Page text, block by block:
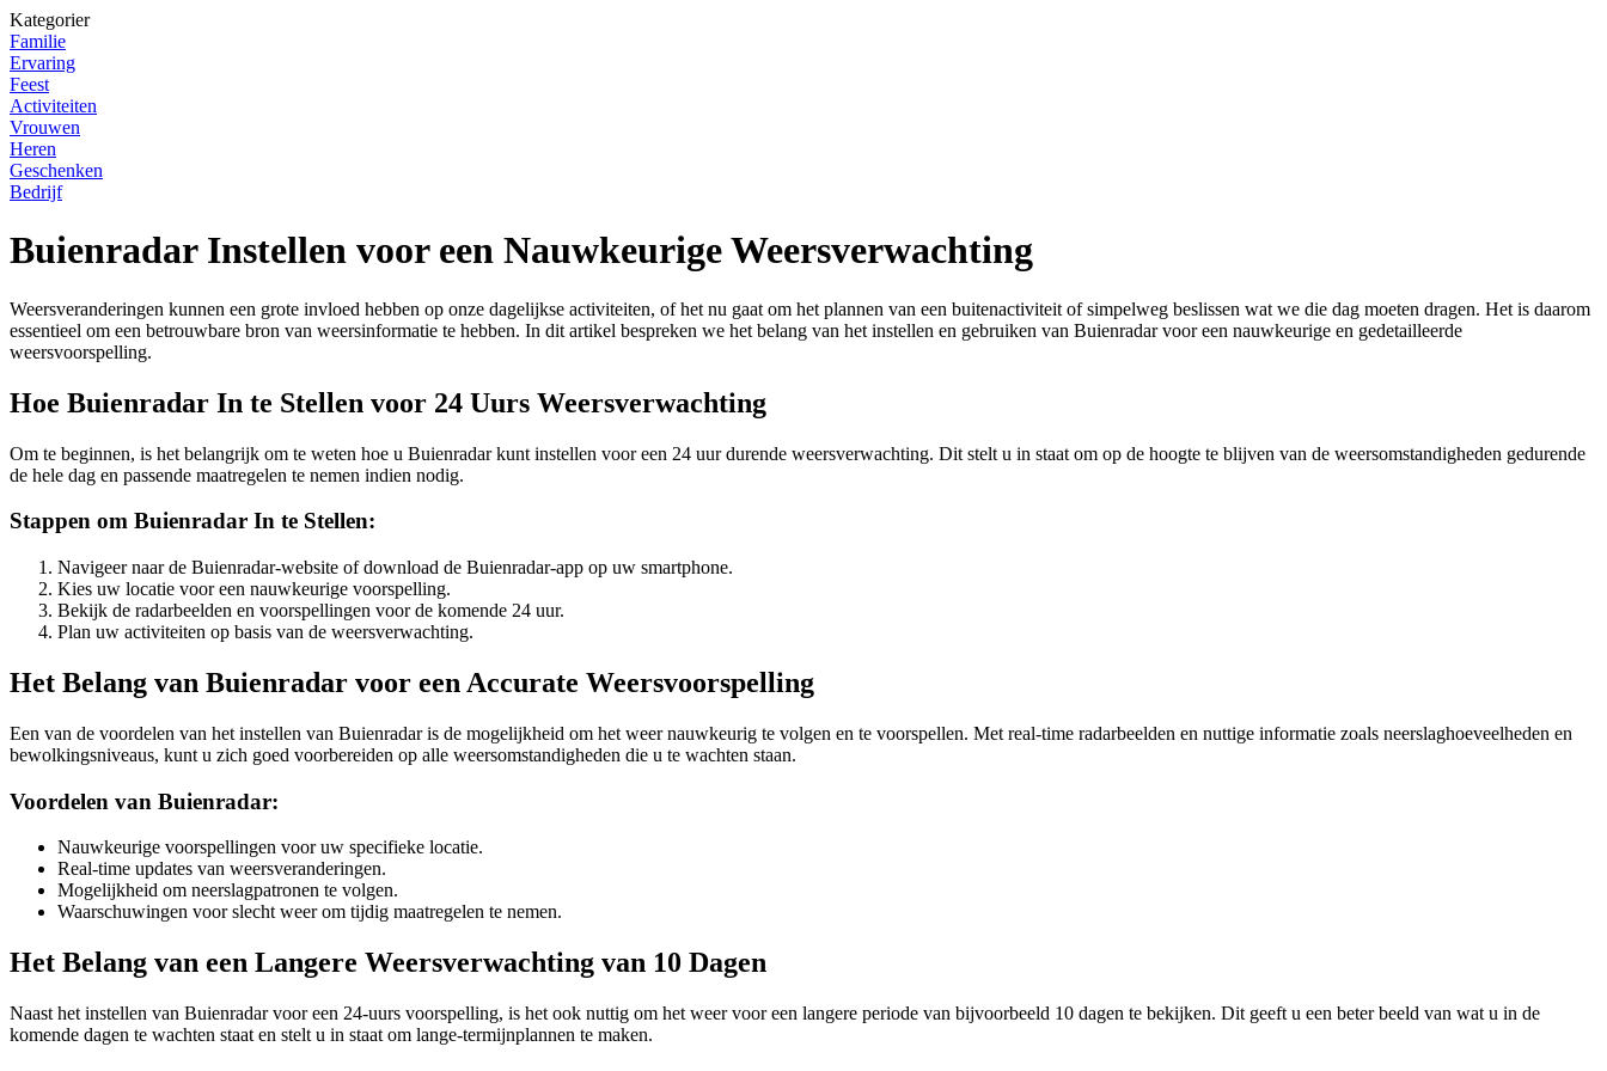
Kategorier
Familie
Ervaring
Feest
Activiteiten
Vrouwen
Heren
Geschenken
Bedrijf
Buienradar Instellen voor een Nauwkeurige Weersverwachting
Weersveranderingen kunnen een grote invloed hebben op onze dagelijkse activiteiten, of het nu gaat om het plannen van een buitenactiviteit of simpelweg beslissen wat we die dag moeten dragen. Het is daarom
essentieel om een betrouwbare bron van weersinformatie te hebben. In dit artikel bespreken we het belang van het instellen en gebruiken van Buienradar voor een nauwkeurige en gedetailleerde
weersvoorspelling.
Hoe Buienradar In te Stellen voor 24 Uurs Weersverwachting
Om te beginnen, is het belangrijk om te weten hoe u Buienradar kunt instellen voor een 24 uur durende weersverwachting. Dit stelt u in staat om op de hoogte te blijven van de weersomstandigheden gedurende
de hele dag en passende maatregelen te nemen indien nodig.
Stappen om Buienradar In te Stellen:
Navigeer naar de Buienradar-website of download de Buienradar-app op uw smartphone.
Kies uw locatie voor een nauwkeurige voorspelling.
Bekijk de radarbeelden en voorspellingen voor de komende 24 uur.
Plan uw activiteiten op basis van de weersverwachting.
Het Belang van Buienradar voor een Accurate Weersvoorspelling
Een van de voordelen van het instellen van Buienradar is de mogelijkheid om het weer nauwkeurig te volgen en te voorspellen. Met real-time radarbeelden en nuttige informatie zoals neerslaghoeveelheden en
bewolkingsniveaus, kunt u zich goed voorbereiden op alle weersomstandigheden die u te wachten staan.
Voordelen van Buienradar:
Nauwkeurige voorspellingen voor uw specifieke locatie.
Real-time updates van weersveranderingen.
Mogelijkheid om neerslagpatronen te volgen.
Waarschuwingen voor slecht weer om tijdig maatregelen te nemen.
Het Belang van een Langere Weersverwachting van 10 Dagen
Naast het instellen van Buienradar voor een 24-uurs voorspelling, is het ook nuttig om het weer voor een langere periode van bijvoorbeeld 10 dagen te bekijken. Dit geeft u een beter beeld van wat u in de
komende dagen te wachten staat en stelt u in staat om lange-termijnplannen te maken.